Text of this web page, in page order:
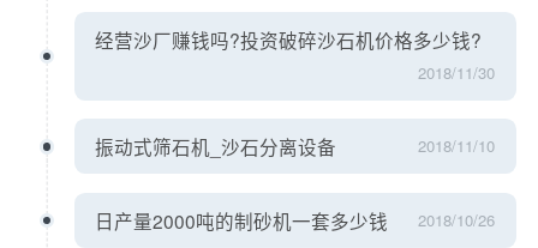
经营沙厂赚钱吗?投资破碎沙石机价格多少钱?
2018/11/30
振动式筛石机_沙石分离设备 2018/11/10
日产量2000吨的制砂机一套多少钱 2018/10/26